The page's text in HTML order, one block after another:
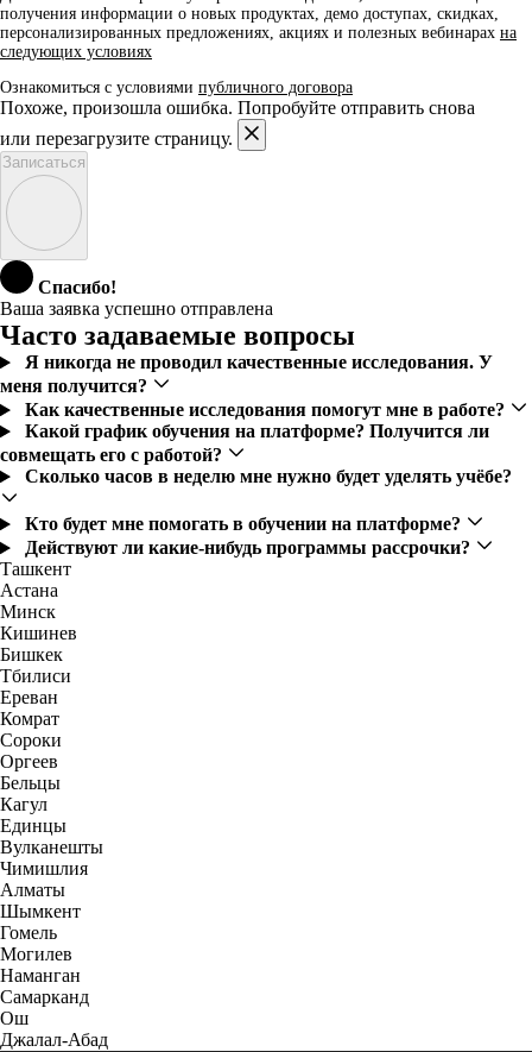
получения информации о новых продуктах, демо доступах, скидках,
персонализированных предложениях, акциях и полезных вебинарах на
следующих условиях
Ознакомиться с условиями публичного договора
Похоже, произошла ошибка. Попробуйте отправить снова
или перезагрузите страницу.
Записаться
Спасибо!
Ваша заявка успешно отправлена
Часто задаваемые вопросы
Я никогда не проводил качественные исследования. У
меня получится?
Как качественные исследования помогут мне в работе?
Какой график обучения на платформе? Получится ли
совмещать его с работой?
Сколько часов в неделю мне нужно будет уделять учёбе?
Кто будет мне помогать в обучении на платформе?
Действуют ли какие-нибудь программы рассрочки?
Ташкент
Астана
Минск
Кишинев
Бишкек
Тбилиси
Ереван
Комрат
Сороки
Оргеев
Бельцы
Кагул
Единцы
Вулканешты
Чимишлия
Алматы
Шымкент
Гомель
Могилев
Наманган
Самарканд
Ош
Джалал-Абад